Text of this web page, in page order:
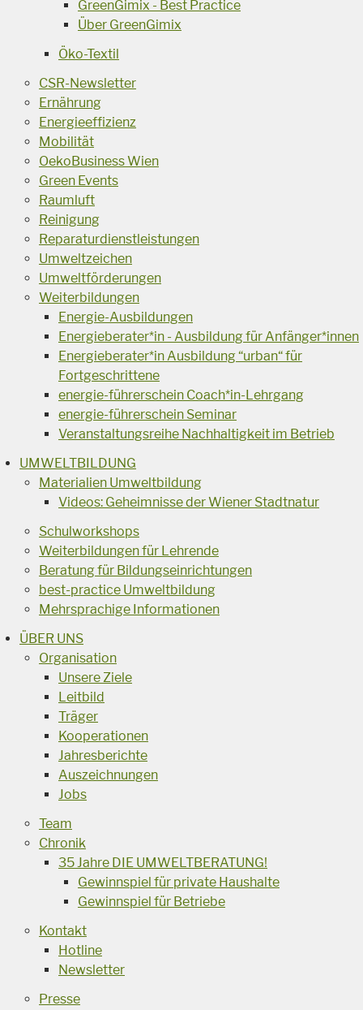
GreenGimix - Best Practice
Über GreenGimix
Öko-Textil
CSR-Newsletter
Ernährung
Energieeffizienz
Mobilität
OekoBusiness Wien
Green Events
Raumluft
Reinigung
Reparaturdienstleistungen
Umweltzeichen
Umweltförderungen
Weiterbildungen
Energie-Ausbildungen
Energieberater*in - Ausbildung für Anfänger*innen
Energieberater*in Ausbildung “urban“ für
Fortgeschrittene
energie-führerschein Coach*in-Lehrgang
energie-führerschein Seminar
Veranstaltungsreihe Nachhaltigkeit im Betrieb
UMWELTBILDUNG
Materialien Umweltbildung
Videos: Geheimnisse der Wiener Stadtnatur
Schulworkshops
Weiterbildungen für Lehrende
Beratung für Bildungseinrichtungen
best-practice Umweltbildung
Mehrsprachige Informationen
ÜBER UNS
Organisation
Unsere Ziele
Leitbild
Träger
Kooperationen
Jahresberichte
Auszeichnungen
Jobs
Team
Chronik
35 Jahre DIE UMWELTBERATUNG!
Gewinnspiel für private Haushalte
Gewinnspiel für Betriebe
Kontakt
Hotline
Newsletter
Presse